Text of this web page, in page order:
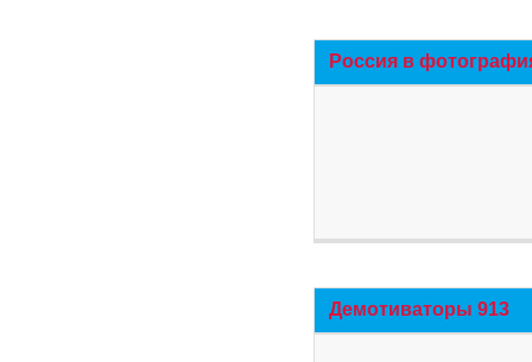
Россия в
Демотиваторы 913